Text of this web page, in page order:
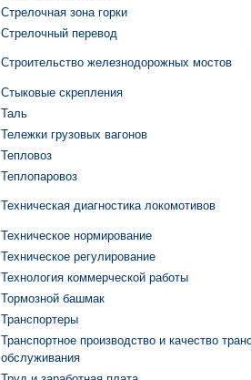
Стрелочная зона горки
Стрелочный перевод
Строительство железнодорожных мостов
Стыковые скрепления
Таль
Тележки грузовых вагонов
Тепловоз
Теплопаровоз
Техническая диагностика локомотивов
Техническое нормирование
Техническое регулирование
Технология коммерческой работы
Тормозной башмак
Транспортеры
Транспортное производство и качество
обслуживания